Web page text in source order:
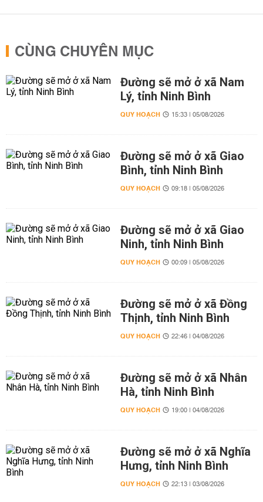
CÙNG CHUYÊN MỤC
Đường sẽ mở ở xã Nam
Lý, tỉnh Ninh Bình
QUY HOẠCH 15:33 | 05/08/2026
Đường sẽ mở ở xã Giao
Bình, tỉnh Ninh Bình
QUY HOẠCH 09:18 | 05/08/2026
Đường sẽ mở ở xã Giao
Ninh, tỉnh Ninh Bình
QUY HOẠCH 00:09 | 05/08/2026
Đường sẽ mở ở xã Đồng
Thịnh, tỉnh Ninh Bình
QUY HOẠCH 22:46 | 04/08/2026
Đường sẽ mở ở xã Nhân
Hà, tỉnh Ninh Bình
QUY HOẠCH 19:00 | 04/08/2026
Đường sẽ mở ở xã Nghĩa
Hưng, tỉnh Ninh Bình
QUY HOẠCH 22:13 | 03/08/2026